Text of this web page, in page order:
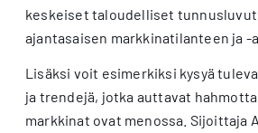
keskeiset taloudelliset
ajantasaisen markkinatilanteen ja -
Lisäksi voit esimerkiksi kysyä
ja trendejä, jotka auttavat
markkinat ovat menossa. Sijoittaja